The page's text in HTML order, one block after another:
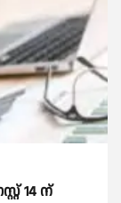
14 ന്